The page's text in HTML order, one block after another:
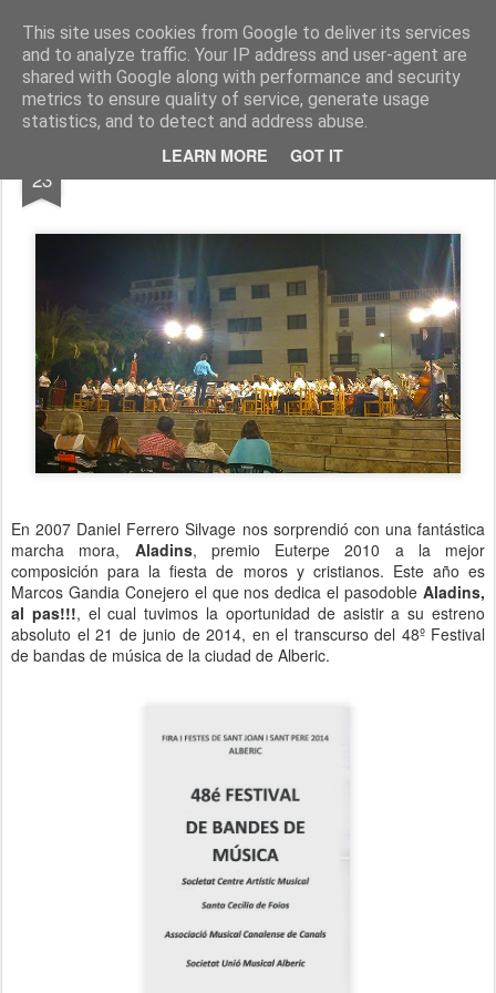
This site uses cookies from Google to deliver its services
and to analyze traffic. Your IP address and user-agent are
shared with Google along with performance and security
metrics to ensure quality of service, generate usage
statistics, and to detect and address abuse.
LEARN MORE GOT IT
esquadra aladins
23 ALADINS, AL PAS!!!
En 2007 Daniel Ferrero Silvage nos sorprendió con una fantástica
marcha mora, Aladins, premio Euterpe 2010 a la mejor
composición para la fiesta de moros y cristianos. Este año es
Marcos Gandia Conejero el que nos dedica el pasodoble Aladins,
al pas!!!, el cual tuvimos la oportunidad de asistir a su estreno
absoluto el 21 de junio de 2014, en el transcurso del 48º Festival
de bandas de música de la ciudad de Alberic.